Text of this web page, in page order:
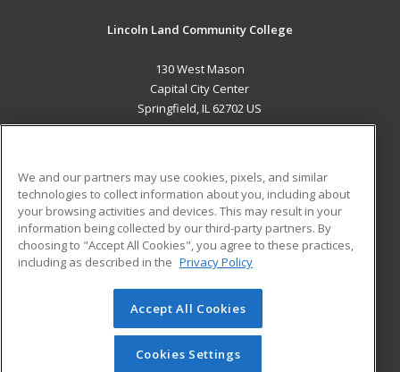
Lincoln Land Community College
130 West Mason
Capital City Center
Springfield, IL 62702 US
ADDITIONAL RESOURCES
Military
Financial Assistance
Help
Student Blog
© 2026 ed2go, a division of Cengage Learning. All rights
reserved. The material on this site cannot be reproduced or
redistributed unless you have obtained prior written
We and our partners may use cookies, pixels, and similar
technologies to collect information about you, including about
your browsing activities and devices. This may result in your
information being collected by our third-party partners. By
choosing to "Accept All Cookies", you agree to these practices,
including as described in the Privacy Policy
Accept All Cookies
Cookies Settings